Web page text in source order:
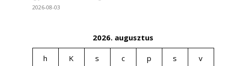
2026-08-03
2026. augusztus
h K s c p s
v